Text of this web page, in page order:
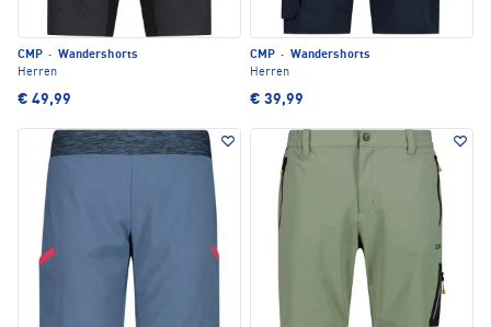
CMP · Wandershorts
Herren
€ 49,99
CMP · Wandershorts
Herren
€ 39,99